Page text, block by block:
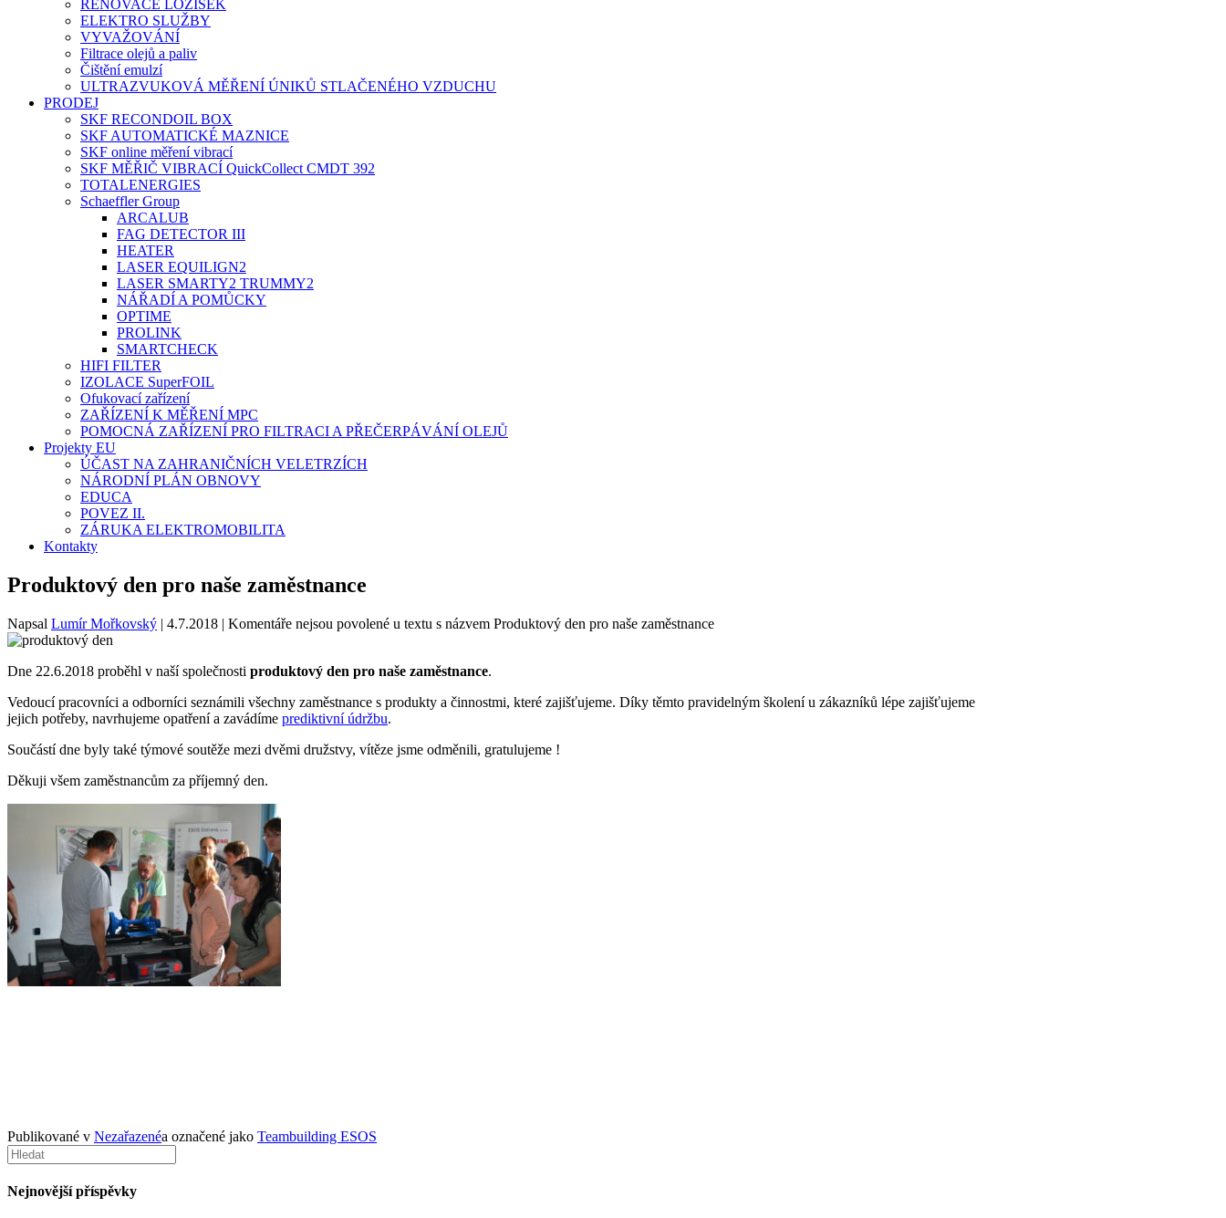
RENOVACE LOŽISEK
ELEKTRO SLUŽBY
VYVAŽOVÁNÍ
Filtrace olejů a paliv
Čištění emulzí
ULTRAZVUKOVÁ MĚŘENÍ ÚNIKŮ STLAČENÉHO VZDUCHU
PRODEJ
SKF RECONDOIL BOX
SKF AUTOMATICKÉ MAZNICE
SKF online měření vibrací
SKF MĚŘIČ VIBRACÍ QuickCollect CMDT 392
TOTALENERGIES
Schaeffler Group
ARCALUB
FAG DETECTOR III
HEATER
LASER EQUILIGN2
LASER SMARTY2 TRUMMY2
NÁŘADÍ A POMŮCKY
OPTIME
PROLINK
SMARTCHECK
HIFI FILTER
IZOLACE SuperFOIL
Ofukovací zařízení
ZAŘÍZENÍ K MĚŘENÍ MPC
POMOCNÁ ZAŘÍZENÍ PRO FILTRACI A PŘEČERPÁVÁNÍ OLEJŮ
Projekty EU
ÚČAST NA ZAHRANIČNÍCH VELETRZÍCH
NÁRODNÍ PLÁN OBNOVY
EDUCA
POVEZ II.
ZÁRUKA ELEKTROMOBILITA
Kontakty
Produktový den pro naše zaměstnance
Napsal Lumír Mořkovský | 4.7.2018 | Komentáře nejsou povolené u textu s názvem Produktový den pro naše zaměstnance
Dne 22.6.2018 proběhl v naší společnosti produktový den pro naše zaměstnance.
Vedoucí pracovníci a odborníci seznámili všechny zaměstnance s produkty a činnostmi, které zajišťujeme. Díky těmto pravidelným školení u zákazníků lépe zajišťujeme
jejich potřeby, navrhujeme opatření a zavádíme prediktivní údržbu.
Součástí dne byly také týmové soutěže mezi dvěmi družstvy, vítěze jsme odměnili, gratulujeme !
Děkuji všem zaměstnancům za příjemný den.
Publikované v Nezařazenéa označené jako Teambuilding ESOS
Nejnovější příspěvky